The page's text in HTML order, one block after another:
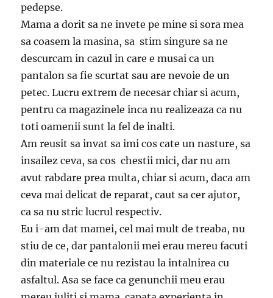
pedepse.
Mama a dorit sa ne invete pe mine si sora mea
sa coasem la masina, sa stim singure sa ne
descurcam in cazul in care e musai ca un
pantalon sa fie scurtat sau are nevoie de un
petec. Lucru extrem de necesar chiar si acum,
pentru ca magazinele inca nu realizeaza ca nu
toti oamenii sunt la fel de inalti.
Am reusit sa invat sa imi cos cate un nasture, sa
insailez ceva, sa cos chestii mici, dar nu am
avut rabdare prea multa, chiar si acum, daca am
ceva mai delicat de reparat, caut sa cer ajutor,
ca sa nu stric lucrul respectiv.
Eu i-am dat mamei, cel mai mult de treaba, nu
stiu de ce, dar pantalonii mei erau mereu facuti
din materiale ce nu rezistau la intalnirea cu
asfaltul. Asa se face ca genunchii meu erau